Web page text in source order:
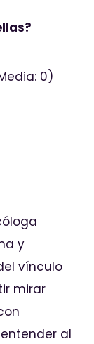
0)
y
vínculo
mirar
al